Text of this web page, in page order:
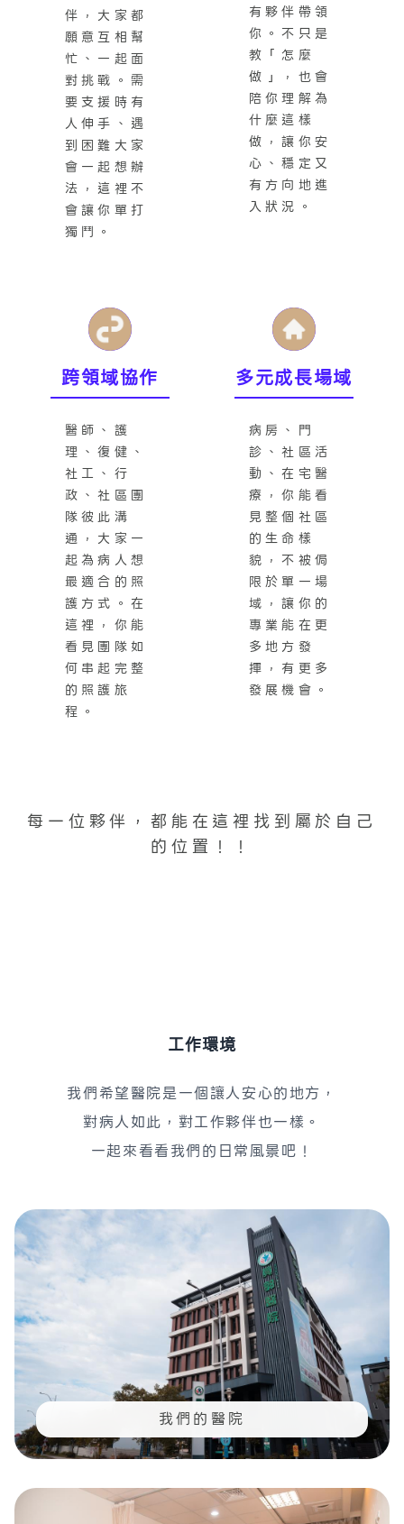
伴，大家都
願意互相幫
忙、一起面
對挑戰。需
要支援時有
人伸手、遇
到困難大家
會一起想辦
法，這裡不
會讓你單打
獨鬥。
有夥伴帶領
你。不只是
教「怎麼
做」，也會
陪你理解為
什麼這樣
做，讓你安
心、穩定又
有方向地進
入狀況。
跨領域協作
醫師、護
理、復健、
社工、行
政、社區團
隊彼此溝
通，大家一
起為病人想
最適合的照
護方式。在
這裡，你能
看見團隊如
何串起完整
的照護旅
程。
多元成長場域
病房、門
診、社區活
動、在宅醫
療，你能看
見整個社區
的生命樣
貌，不被侷
限於單一場
域，讓你的
專業能在更
多地方發
揮，有更多
發展機會。
每一位夥伴，都能在這裡找到屬於自己
的位置！！
工作環境
我們希望醫院是一個讓人安心的地方，
對病人如此，對工作夥伴也一樣。
一起來看看我們的日常風景吧！
我們的醫院